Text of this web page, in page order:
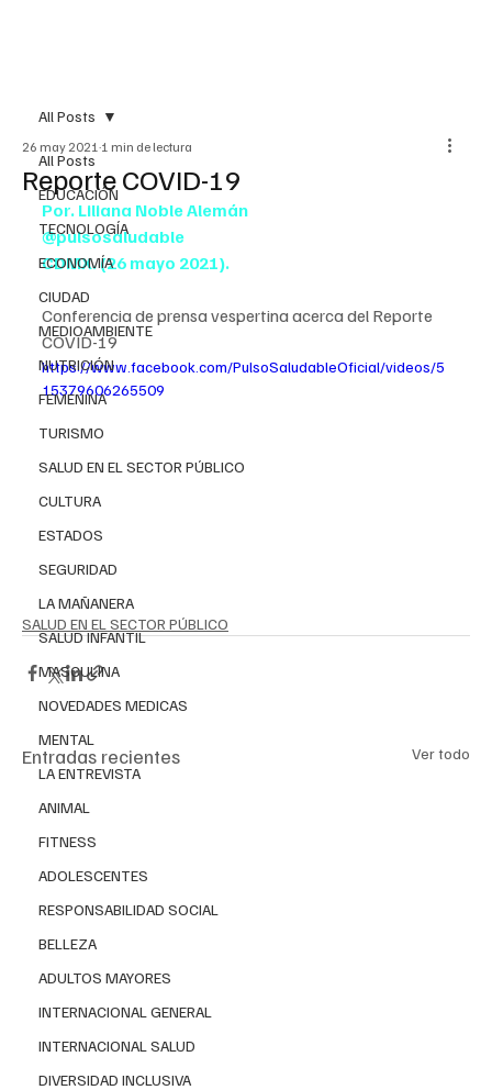
All Posts
EDUCACIÓN
TECNOLOGÍA
ECONOMÍA
CIUDAD
MEDIOAMBIENTE
NUTRICIÓN
FEMENINA
TURISMO
SALUD EN EL SECTOR PÚBLICO
CULTURA
ESTADOS
SEGURIDAD
LA MAÑANERA
SALUD INFANTIL
MASCULINA
NOVEDADES MEDICAS
MENTAL
LA ENTREVISTA
ANIMAL
FITNESS
ADOLESCENTES
RESPONSABILIDAD SOCIAL
BELLEZA
ADULTOS MAYORES
INTERNACIONAL GENERAL
INTERNACIONAL SALUD
DIVERSIDAD INCLUSIVA
All Posts
Reporte COVID-19
26 may 2021 1 min de lectura
Por. Liliana Noble Alemán
@pulsosaludable
CDMX. (26 mayo 2021).
Conferencia de prensa vespertina acerca del Reporte
COVID-19
https://www.facebook.com/PulsoSaludableOficial/videos/5
15379606265509
SALUD EN EL SECTOR PÚBLICO
Entradas recientes Ver todo